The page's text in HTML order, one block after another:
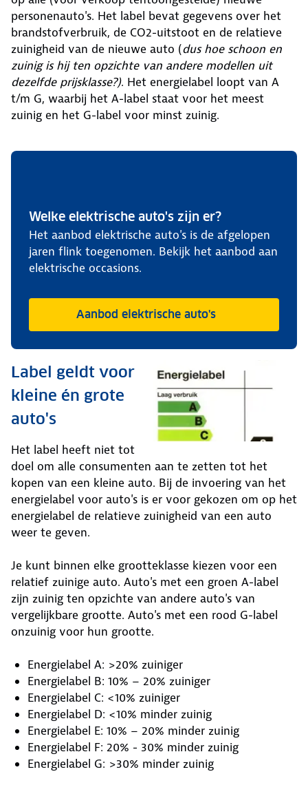
personenauto's. Het label bevat gegevens over het
brandstofverbruik, de CO2-uitstoot en de relatieve
zuinigheid van de nieuwe auto (dus hoe schoon en
zuinig is hij ten opzichte van andere modellen uit
dezelfde prijsklasse?). Het energielabel loopt van A
t/m G, waarbij het A-label staat voor het meest
zuinig en het G-label voor minst zuinig.
Welke elektrische auto's zijn er?
Het aanbod elektrische auto's is de afgelopen
jaren flink toegenomen. Bekijk het aanbod aan
elektrische occasions.
Aanbod elektrische auto's
Label geldt voor
kleine én grote
auto's
Het label heeft niet tot
doel om alle consumenten aan te zetten tot het
kopen van een kleine auto. Bij de invoering van het
energielabel voor auto's is er voor gekozen om op het
energielabel de relatieve zuinigheid van een auto
weer te geven.
Je kunt binnen elke grootteklasse kiezen voor een
relatief zuinige auto. Auto's met een groen A-label
zijn zuinig ten opzichte van andere auto's van
vergelijkbare grootte. Auto's met een rood G-label
onzuinig voor hun grootte.
Energielabel A: >20% zuiniger
Energielabel B: 10% – 20% zuiniger
Energielabel C: <10% zuiniger
Energielabel D: <10% minder zuinig
Energielabel E: 10% – 20% minder zuinig
Energielabel F: 20% - 30% minder zuinig
Energielabel G: >30% minder zuinig